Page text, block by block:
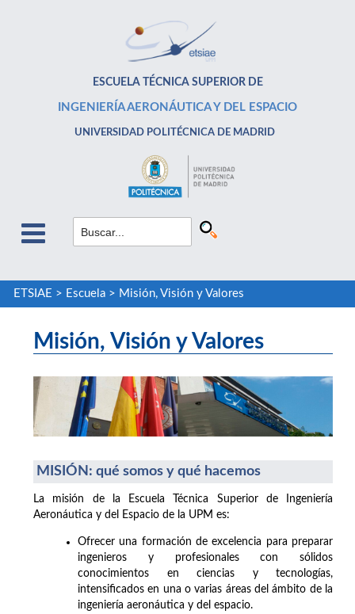
ESCUELA TÉCNICA SUPERIOR DE
INGENIERÍA AERONÁUTICA Y DEL ESPACIO
UNIVERSIDAD POLITÉCNICA DE MADRID
ETSIAE > Escuela> Misión, Visión y Valores
Misión, Visión y Valores
MISIÓN: qué somos y qué hacemos
La misión de la Escuela Técnica Superior de Ingeniería
Aeronáutica y del Espacio de la UPM es:
Ofrecer una formación de excelencia para preparar
ingenieros y profesionales con sólidos
conocimientos en ciencias y tecnologías,
intensificados en una o varias áreas del ámbito de la
ingeniería aeronáutica y del espacio.